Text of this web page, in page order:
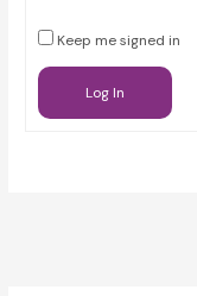
Keep me signed in
Log In